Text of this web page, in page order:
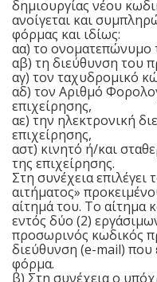
δημιουργίας νέου
ανοίγεται και
φόρμας και ιδίως:
αα) το ονοματεπώνυμο
αβ) τη διεύθυνση του
αγ) τον ταχυδρομικό
αδ) τον Αριθμό
επιχείρησης,
αε) την ηλεκτρονική
επιχείρησης,
αστ) κινητό ή/και
της επιχείρησης.
Στη συνέχεια
αιτήματος»
αίτημά του. Το αίτημα
εντός δύο (2)
προσωρινός κωδικός
διεύθυνση (e-mail)
φόρμα.
β) Στη συνέχεια ο